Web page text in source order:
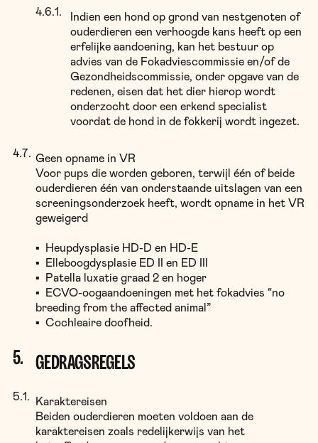
Indien een hond op grond van nestgenoten of
ouderdieren een verhoogde kans heeft op een
erfelijke aandoening, kan het bestuur op
advies van de Fokadviescommissie en/of de
Gezondheidscommissie, onder opgave van de
redenen, eisen dat het dier hierop wordt
onderzocht door een erkend specialist
voordat de hond in de fokkerij wordt ingezet.
Geen opname in VR
Voor pups die worden geboren, terwijl één of beide
ouderdieren één van onderstaande uitslagen van een
screeningsonderzoek heeft, wordt opname in het VR
geweigerd
▪ Heupdysplasie HD-D en HD-E
▪ Elleboogdysplasie ED II en ED III
▪ Patella luxatie graad 2 en hoger
▪ ECVO-oogaandoeningen met het fokadvies “no
breeding from the affected animal”
▪ Cochleaire doofheid.
GEDRAGSREGELS
Karaktereisen
Beiden ouderdieren moeten voldoen aan de
karaktereisen zoals redelijkerwijs van het